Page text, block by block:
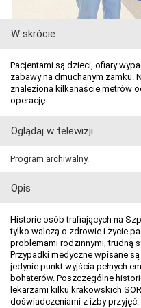
W skrócie
Pacjentami są dzieci, ofiary
zabawy na dmuchanym zamku.
znaleziona kilkanaście metrów
operację.
Oglądaj w telewizji
Program archiwalny.
Opis
Historie osób trafiających na
tylko walczą o zdrowie i życie
problemami rodzinnymi, trudną
Przypadki medyczne wpisane
jedynie punkt wyjścia pełnych
bohaterów. Poszczególne
lekarzami kilku krakowskich
doświadczeniami z izby przyjęć.